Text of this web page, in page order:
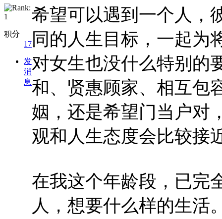
积分
17
发
消
息
希望可以遇到一个人，
同的人生目标，一起为
对女生也没什么特别的
和、贤惠顾家、相互包
姻，还是希望门当户对
观和人生态度会比较接
在我这个年龄段，已完
人，想要什么样的生活